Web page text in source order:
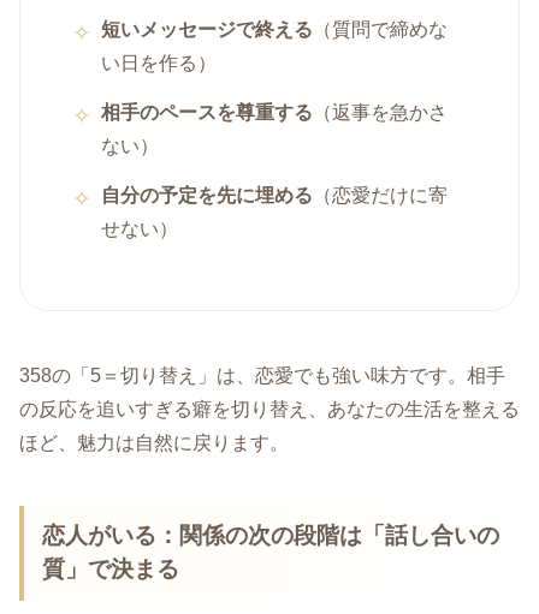
短いメッセージで終える （質問で締めな
い日を作る）
相手のペースを尊重する （返事を急かさ
ない）
自分の予定を先に埋める （恋愛だけに寄
せない）
358の「5＝切り替え」は、恋愛でも強い味方です。相手
の反応を追いすぎる癖を切り替え、あなたの生活を整える
ほど、魅力は自然に戻ります。
恋人がいる：関係の次の段階は「話し合いの
質」で決まる